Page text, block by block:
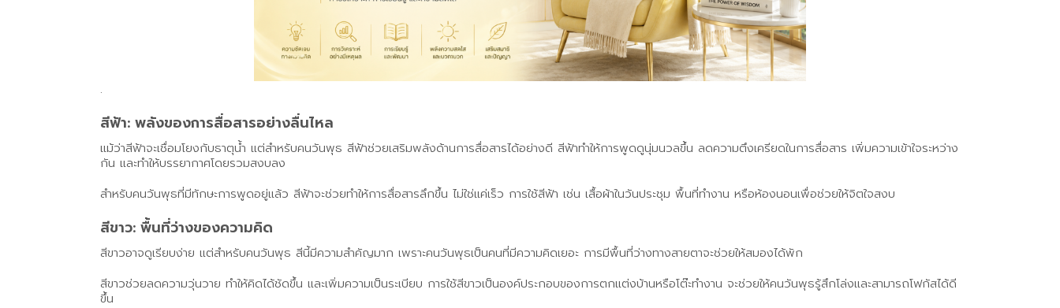
.
สีฟ้า: พลังของการสื่อสารอย่างลื่นไหล
แม้ว่าสีฟ้าจะเชื่อมโยงกับธาตุน้ำ แต่สำหรับคนวันพุธ สีฟ้าช่วยเสริมพลังด้านการสื่อสารได้อย่างดี สีฟ้าทำให้การพูดดูนุ่มนวลขึ้น ลดความตึงเครียดในการสื่อสาร เพิ่มความเข้าใจระหว่าง
กัน และทำให้บรรยากาศโดยรวมสงบลง
สำหรับคนวันพุธที่มีทักษะการพูดอยู่แล้ว สีฟ้าจะช่วยทำให้การสื่อสารลึกขึ้น ไม่ใช่แค่เร็ว การใช้สีฟ้า เช่น เสื้อผ้าในวันประชุม พื้นที่ทำงาน หรือห้องนอนเพื่อช่วยให้จิตใจสงบ
สีขาว: พื้นที่ว่างของความคิด
สีขาวอาจดูเรียบง่าย แต่สำหรับคนวันพุธ สีนี้มีความสำคัญมาก เพราะคนวันพุธเป็นคนที่มีความคิดเยอะ การมีพื้นที่ว่างทางสายตาจะช่วยให้สมองได้พัก
สีขาวช่วยลดความวุ่นวาย ทำให้คิดได้ชัดขึ้น และเพิ่มความเป็นระเบียบ การใช้สีขาวเป็นองค์ประกอบของการตกแต่งบ้านหรือโต๊ะทำงาน จะช่วยให้คนวันพุธรู้สึกโล่งและสามารถโฟกัสได้ดี
ขึ้น